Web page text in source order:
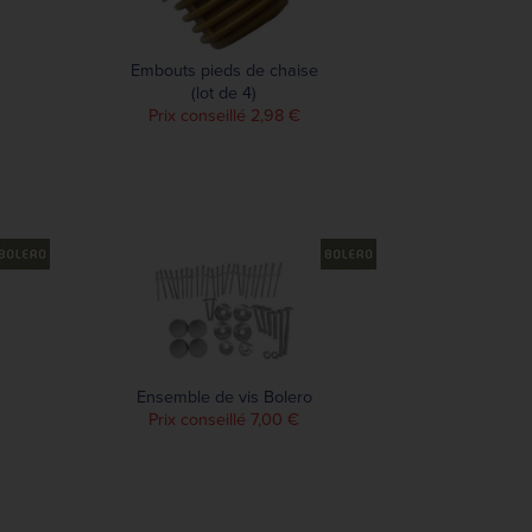
Embouts pieds de chaise
(lot de 4)
Prix conseillé 2,98 €
Ensemble de vis Bolero
Prix conseillé 7,00 €